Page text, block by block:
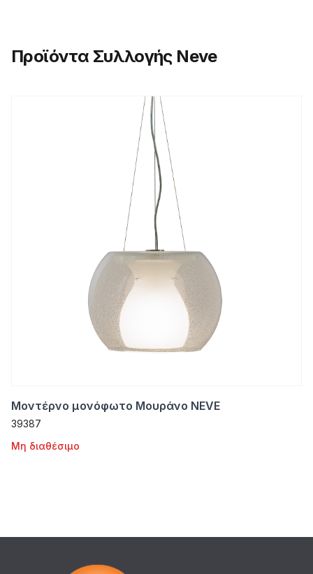
Προϊόντα Συλλογής Neve
Μοντέρνο μονόφωτο Μουράνο NEVE
39387
Μη διαθέσιμο